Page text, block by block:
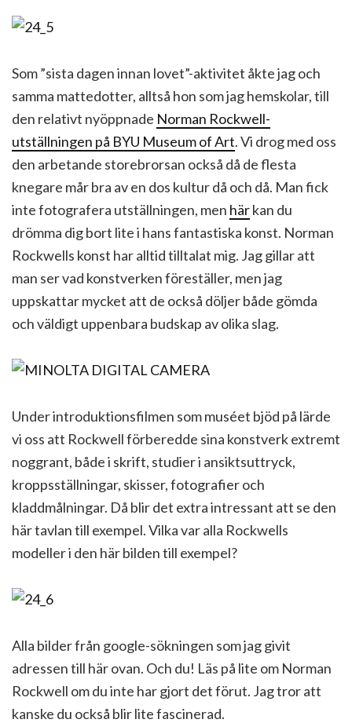
Som ”sista dagen innan lovet”-aktivitet åkte jag och
samma mattedotter, alltså hon som jag hemskolar, till
den relativt nyöppnade Norman Rockwell-
utställningen på BYU Museum of Art. Vi drog med oss
den arbetande storebrorsan också då de flesta
knegare mår bra av en dos kultur då och då. Man fick
inte fotografera utställningen, men härkan du
drömma dig bort lite i hans fantastiska konst. Norman
Rockwells konst har alltid tilltalat mig. Jag gillar att
man ser vad konstverken föreställer, men jag
uppskattar mycket att de också döljer både gömda
och väldigt uppenbara budskap av olika slag.
Under introduktionsfilmen som muséet bjöd på lärde
vi oss att Rockwell förberedde sina konstverk extremt
noggrant, både i skrift, studier i ansiktsuttryck,
kroppsställningar, skisser, fotografier och
kladdmålningar. Då blir det extra intressant att se den
här tavlan till exempel. Vilka var alla Rockwells
modeller i den här bilden till exempel?
Alla bilder från google-sökningen som jag givit
adressen till här ovan. Och du! Läs på lite om Norman
Rockwell om du inte har gjort det förut. Jag tror att
kanske du också blir lite fascinerad.